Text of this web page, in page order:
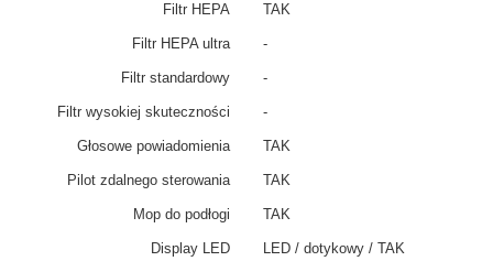
Filtr HEPA TAK
Filtr HEPA ultra -
Filtr standardowy -
Filtr wysokiej skuteczności -
Głosowe powiadomienia TAK
Pilot zdalnego sterowania TAK
Mop do podłogi TAK
Display LED LED / dotykowy / TAK